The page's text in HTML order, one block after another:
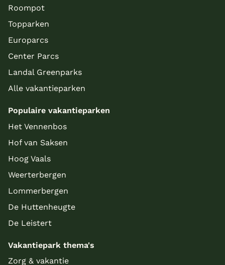
Roompot
Topparken
Europarcs
Center Parcs
Landal Greenparks
Alle vakantieparken
Populaire vakantieparken
Het Vennenbos
Hof van Saksen
Hoog Vaals
Weerterbergen
Lommerbergen
De Huttenheugte
De Leistert
Vakantiepark thema's
Zorg & vakantie